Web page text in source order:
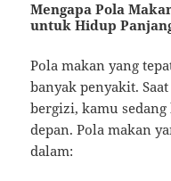
Mengapa Pola
untuk Hidup
Pola makan yang
banyak penyakit.
bergizi, kamu
depan. Pola makan
dalam: